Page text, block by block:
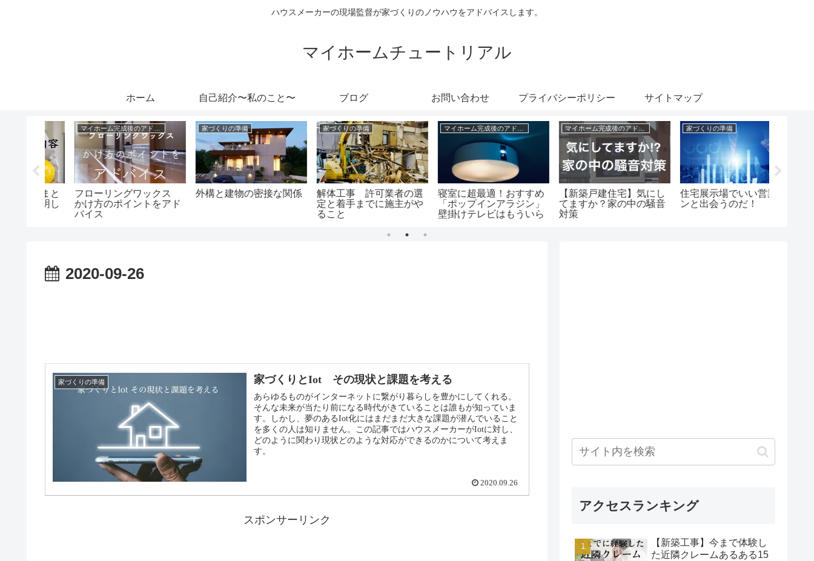
ハウスメーカーの現場監督が家づくりのノウハウをアドバイスします。
マイホームチュートリアル
ホーム 自己紹介〜私のこと〜 ブログ お問い合わせ プライバシーポリシー サイトマップ
マイホーム完成後のアドバイス
フローリングワックス
かけ方のポイントをアド
バイス
家づくりの準備
外構と建物の密接な関係
家づくりの準備
解体工事 許可業者の選
定と着手までに施主がや
ること
マイホーム完成後のアドバイス
寝室に超最適！おすすめ
「ポップインアラジン」
壁掛けテレビはもういら
マイホーム完成後のアドバイス
【新築戸建住宅】気にし
てますか？家の中の騒音
対策
家づくりの準備
住宅展示場でいい営業マ
ンと出会うのだ！
2020-09-26
家づくりの準備 家づくりとIot その現状と課題を考える
あらゆるものがインターネットに繋がり暮らしを豊かにしてくれる。
そんな未来が当たり前になる時代がきていることは誰もが知っていま
す。しかし、夢のあるIot化にはまだまだ大きな課題が潜んでいること
を多くの人は知りません。この記事ではハウスメーカーがIotに対し、
どのように関わり現状どのような対応ができるのかについて考えま
す。
2020.09.26
スポンサーリンク
アクセスランキング
【新築工事】今まで体験し
た近隣クレームあるある15